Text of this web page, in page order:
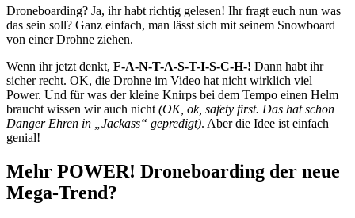
Droneboarding? Ja, ihr habt richtig gelesen! Ihr fragt euch nun was
das sein soll? Ganz einfach, man lässt sich mit seinem Snowboard
von einer Drohne ziehen.
Wenn ihr jetzt denkt, F-A-N-T-A-S-T-I-S-C-H-! Dann habt ihr
sicher recht. OK, die Drohne im Video hat nicht wirklich viel
Power. Und für was der kleine Knirps bei dem Tempo einen Helm
braucht wissen wir auch nicht (OK, ok, safety first. Das hat schon
Danger Ehren in „Jackass“ gepredigt). Aber die Idee ist einfach
genial!
Mehr POWER! Droneboarding der neue
Mega-Trend?